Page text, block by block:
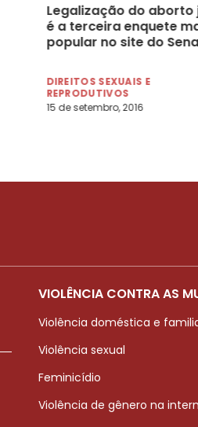
Legalização do aborto
é a terceira enquete
popular no site do
DIREITOS SEXUAIS E
REPRODUTIVOS
15 de setembro, 2016
VIOLÊNCIA CONTRA AS
Violência doméstica e
Violência sexual
Feminicídio
Violência de gênero na